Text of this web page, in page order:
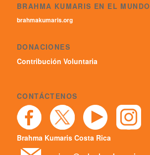
BRAHMA KUMARIS EN EL MUNDO
brahmakumaris.org
DONACIONES
Contribución Voluntaria
CONTÁCTENOS
Brahma Kumaris Costa Rica